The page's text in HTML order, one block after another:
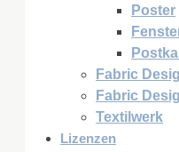
Poster
Fabric
Fabric
Textilwerk
Lizenzen